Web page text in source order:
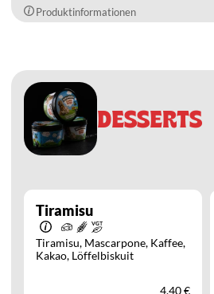
Produktinformationen
DESSERTS
Tiramisu
Tiramisu Mascarpone Kaffee
Kakao Löffelbiskuit
4,40 €